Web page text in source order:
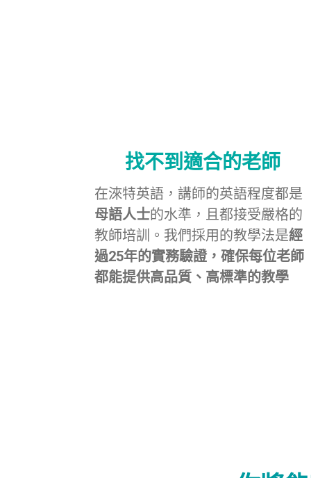
找不到適合的老師
在淶特英語，講師的英語程度都是
母語人士的水準，且都接受嚴格的
教師培訓。我們採用的教學法是經
過25年的實務驗證，確保每位老師
都能提供高品質、高標準的教學